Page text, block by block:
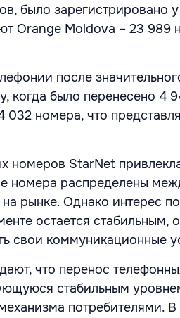
было зарегистрировано
Orange Moldova – 23 989
после
когда было перенесено 4
032 номера, что
номеров StarNet
номера распределены
рынке. Однако интерес
остается стабильным,
свои коммуникационные
что перенос
стабильным
потребителями.